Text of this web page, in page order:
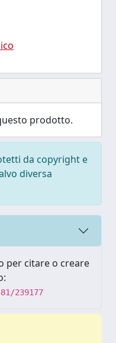
prodotto.
da copyright e
diversa
per citare o creare
239177